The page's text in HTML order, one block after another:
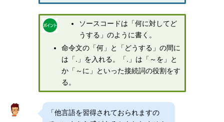
ソースコードは「何に対してど
うする」のように書く。
命令文の「何」と「どうする」の間に
は「.」を入れる。「.」は「～を」と
か「～に」といった接続詞の役割をす
る。
「他言語を習得されておられますの